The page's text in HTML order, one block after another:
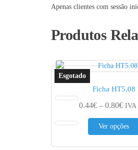
Apenas clientes com sessão
Produtos
Ficha HT5.08
0.44€ – 0.80€ IVA
Ver opções